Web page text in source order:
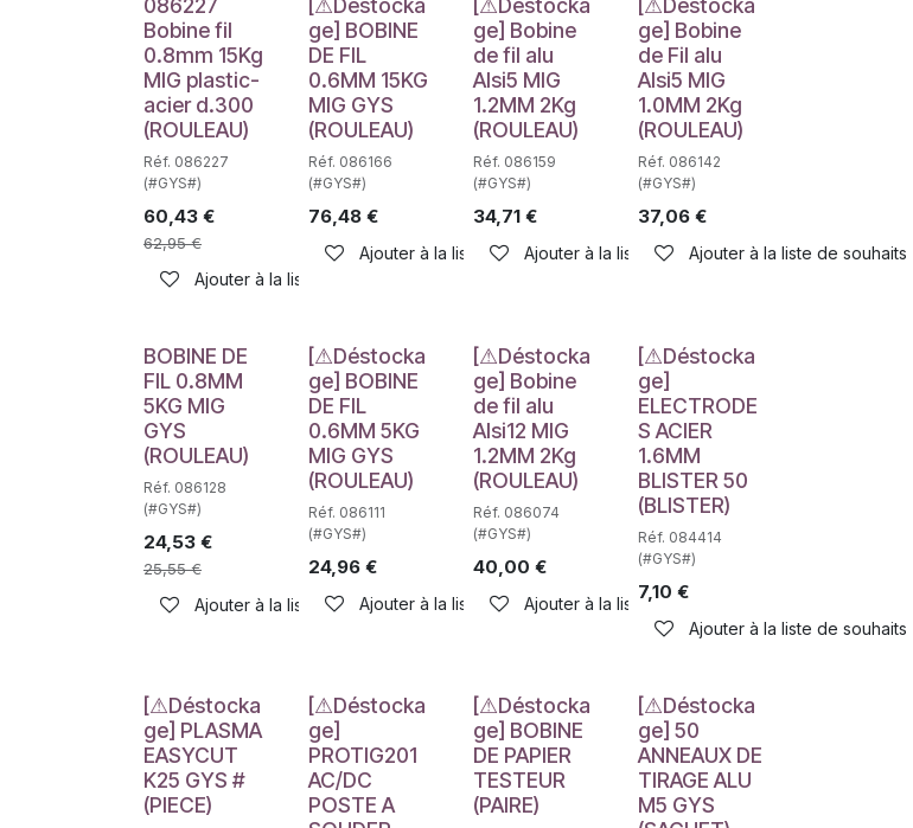
086227
Bobine fil
0.8mm 15Kg
MIG plastic-
acier d.300
(ROULEAU)
Réf. 086227
(#GYS#)
60,43 €
62,95€
Ajouter à la liste de souhaits
Déstockage
[⚠Déstocka
ge] BOBINE
DE FIL
0.6MM 15KG
MIG GYS
(ROULEAU)
Réf. 086166
(#GYS#)
76,48€
Ajouter à la liste de souhaits
Déstockage
[⚠Déstocka
ge] Bobine
de fil alu
Alsi5 MIG
1.2MM 2Kg
(ROULEAU)
Réf. 086159
(#GYS#)
34,71€
Ajouter à la liste de souhaits
Déstockage
[⚠Déstocka
ge] Bobine
de Fil alu
Alsi5 MIG
1.0MM 2Kg
(ROULEAU)
Réf. 086142
(#GYS#)
37,06€
Ajouter à la liste de souhaits
BOBINE DE
FIL 0.8MM
5KG MIG
GYS
(ROULEAU)
Réf. 086128
(#GYS#)
24,53 €
25,55€
Ajouter à la liste de souhaits
Déstockage
[⚠Déstocka
ge] BOBINE
DE FIL
0.6MM 5KG
MIG GYS
(ROULEAU)
Réf. 086111
(#GYS#)
24,96€
Ajouter à la liste de souhaits
Déstockage
[⚠Déstocka
ge] Bobine
de fil alu
Alsi12 MIG
1.2MM 2Kg
(ROULEAU)
Réf. 086074
(#GYS#)
40,00 €
Ajouter à la liste de souhaits
Déstockage
[⚠Déstocka
ge]
ELECTRODE
S ACIER
1.6MM
BLISTER 50
(BLISTER)
Réf. 084414
(#GYS#)
7,10 €
Ajouter à la liste de souhaits
Déstockage
[⚠Déstocka
ge] PLASMA
EASYCUT
K25 GYS #
(PIECE)
Déstockage
[⚠Déstocka
ge]
PROTIG201
AC/DC
POSTE A
Déstockage
[⚠Déstocka
ge] BOBINE
DE PAPIER
TESTEUR
(PAIRE)
Déstockage
[⚠Déstocka
ge] 50
ANNEAUX DE
TIRAGE ALU
M5 GYS